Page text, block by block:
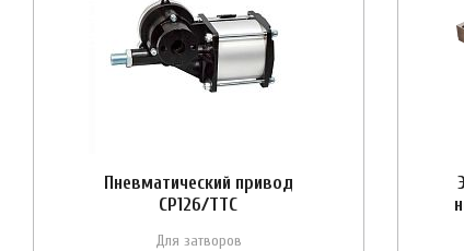
Пневматический привод
CP126/ТТС
Для затворов